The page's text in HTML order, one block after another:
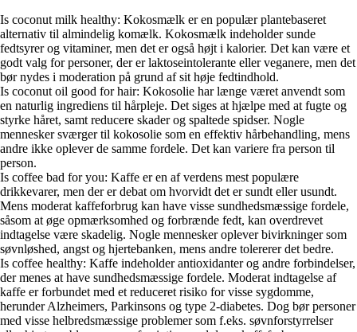
Is coconut milk healthy: Kokosmælk er en populær plantebaseret
alternativ til almindelig komælk. Kokosmælk indeholder sunde
fedtsyrer og vitaminer, men det er også højt i kalorier. Det kan være et
godt valg for personer, der er laktoseintolerante eller veganere, men det
bør nydes i moderation på grund af sit høje fedtindhold.
Is coconut oil good for hair: Kokosolie har længe været anvendt som
en naturlig ingrediens til hårpleje. Det siges at hjælpe med at fugte og
styrke håret, samt reducere skader og spaltede spidser. Nogle
mennesker sværger til kokosolie som en effektiv hårbehandling, mens
andre ikke oplever de samme fordele. Det kan variere fra person til
person.
Is coffee bad for you: Kaffe er en af verdens mest populære
drikkevarer, men der er debat om hvorvidt det er sundt eller usundt.
Mens moderat kaffeforbrug kan have visse sundhedsmæssige fordele,
såsom at øge opmærksomhed og forbrænde fedt, kan overdrevet
indtagelse være skadelig. Nogle mennesker oplever bivirkninger som
søvnløshed, angst og hjertebanken, mens andre tolererer det bedre.
Is coffee healthy: Kaffe indeholder antioxidanter og andre forbindelser,
der menes at have sundhedsmæssige fordele. Moderat indtagelse af
kaffe er forbundet med et reduceret risiko for visse sygdomme,
herunder Alzheimers, Parkinsons og type 2-diabetes. Dog bør personer
med visse helbredsmæssige problemer som f.eks. søvnforstyrrelser